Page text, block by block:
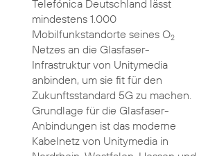
Telefónica Deutschland lässt
mindestens 1.000
Mobilfunkstandorte seines O2
Netzes an die Glasfaser-
Infrastruktur von Unitymedia
anbinden, um sie fit für den
Zukunftsstandard 5G zu machen.
Grundlage für die Glasfaser-
Anbindungen ist das moderne
Kabelnetz von Unitymedia in